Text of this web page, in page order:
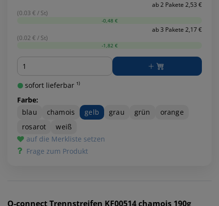
ab 2 Pakete 2,53 €
(0.03 € / St)
-0,48 €
ab 3 Pakete 2,17 €
(0.02 € / St)
-1,82 €
Menge
sofort lieferbar ¹⁾
Farbe:
blau
chamois gelb grau grün
orange
rosarot
weiß
auf die Merkliste setzen
Frage zum Produkt
Q-connectTrennstreifen KF00514 chamois 190g